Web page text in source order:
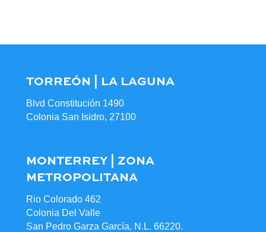
TORREÓN | LA LAGUNA
Blvd Constitución 1490
Colonia San Isidro, 27100
MONTERREY | ZONA
METROPOLITANA
Rio Colorado 462
Colonia Del Valle
San Pedro Garza García, N.L. 66220.